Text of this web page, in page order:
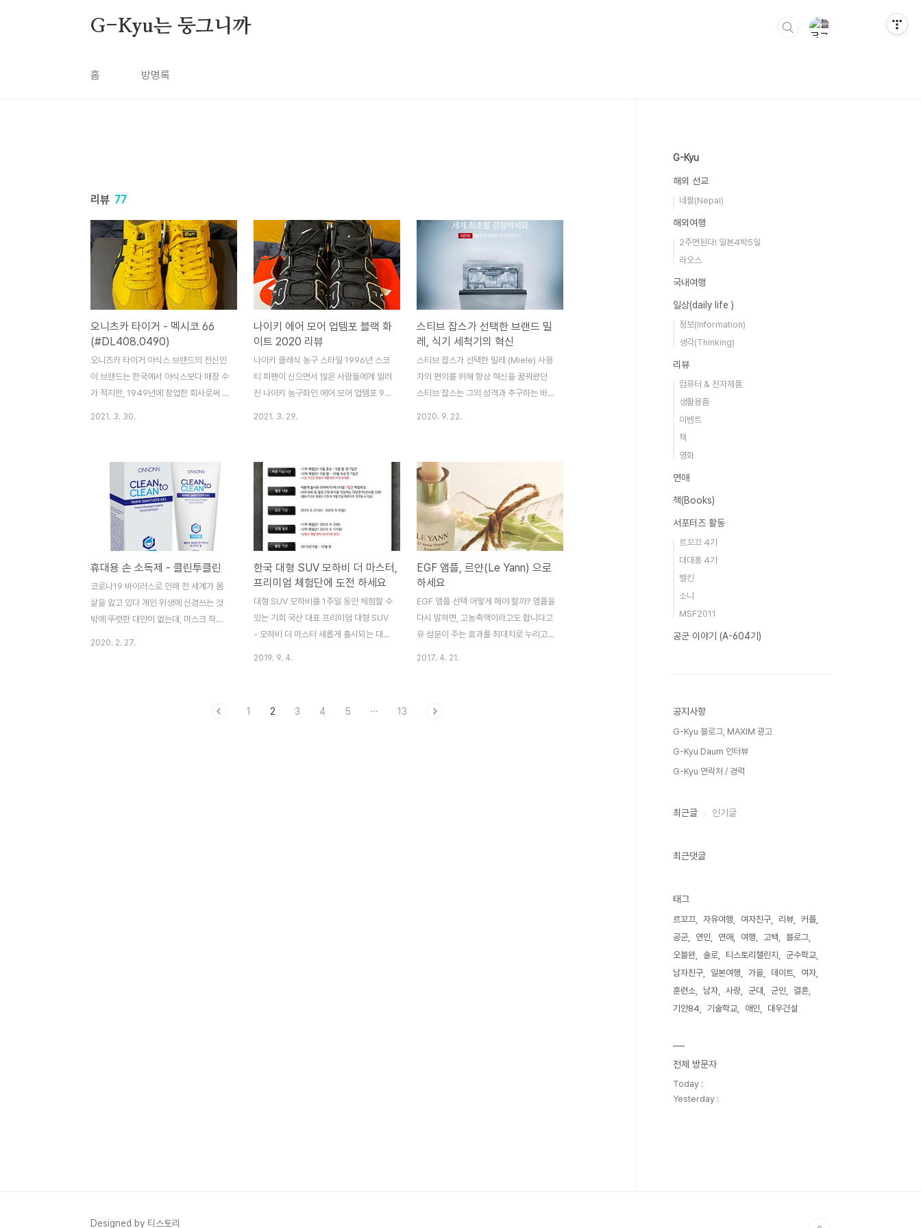
G-Kyu는 둥그니까
홈 방명록
리뷰 77
오니츠카 타이거 - 멕시코 66
(#DL408.0490)
오니츠카 타이거 아식스 브랜드의 전신인
이 브랜드는 한국에서 아식스보다 매장 수
가 적지만, 1949년에 창업한 회사로써 그
을 나이키로 바꾼 뒤 나이키 자사 제품을
만들었다는 역사가 있는 브랜드 1964년
도쿄 올림픽 오니츠카 타이거 신발을 신은
선수들이 메달을 휩쓸면서 그 인기가 높아
졌다고 한다 * 사이즈 추천 : 정사이즈
당시 어떤 선수가 이 신발을 신고 메달을
땄는지 기억도 나지 않는다 다만 오니츠카
타이거의 제품 중 노란색과 검은색으로 이
뤄진 신발을 신은 킬빌의 우마 서먼이 떠
오를 뿐이다 물..
2021. 3. 30.
나이키 에어 모어 업템포 블랙 화
이트 2020 리뷰
나이키 클래식 농구 스타일 1996년 스코
티 피펜이 신으면서 많은 사람들에게 알려
진 나이키 농구화인 에어 모어 업템포 90
국은 농구의 열기로 가득했던 시기가 있었
다 당시 미국 NBA에서도 시카고 불스의
마이클 조던과 스코티 피펜, 데니스 로드
맨을 비롯하여 지금까지도 이름만 대면 알
만한 스타들의 전성기였다 패션도 농구와
는 당시 초중고생들에게 꼭 구매하고 싶은
신발이었다 나이키, 리복이 쌍두마차였고
당시 가격은 99,000원에서 그 이상의 가
격으로써 결코 저렴하지 않았다 구매하고
싶어도 비싼 가격이기에 학..
2021. 3. 29.
스티브 잡스가 선택한 브랜드 밀
레, 식기 세척기의 혁신
스티브 잡스가 선택한 밀레 (Miele) 사용
자의 편의를 위해 항상 혁신을 꿈꿔왔던
스티브 잡스는 그의 성격과 추구하는 바를
헨켈 칼과 브라운 가전제품, BMW 오토바
이, 뱅앤올룹슨의 오디오 기기 등이 있었
다그 중 그가 구입했던 밀레 (Miele)제품
은 세탁기였는데, 옷감을 상하지 않게 하
면서 효율적으로세탁을 하는 제품으로 높
있었다 밀레는 1899년 독일에서 창업한
회사이며, 세탁기로 유명한 브랜드이기도
하다1929년 유럽 최초의 전기 식기 세척
기를 생산하고, 1987년 세계 최초로 수저
트레이가 있는식기 세척..
2020. 9. 22.
휴대용 손 소독제 - 클린투클린
코로나19 바이러스로 인해 전 세계가 몸
살을 앓고 있다 개인 위생에 신경쓰는 것
밖에 뚜렷한 대안이 없는데, 마스크 착용
2020. 2. 27.
한국 대형 SUV 모하비 더 마스터,
프리미엄 체험단에 도전 하세요
대형 SUV 모하비를 1주일 동안 체험할 수
있는 기회 국산 대표 프리미엄 대형 SUV
- 모하비 더 마스터 새롭게 출시되는 대형
사용하는 것 같은 인테리어는 운전자와 탑
2019. 9. 4.
EGF 앰플, 르얀(Le Yann) 으로
하세요
EGF 앰플 선택 어떻게 해야 할까? 앰플을
다시 말하면, 고농축액이라고도 합니다고
유 성분이 주는 효과를 최대치로 누리고
받은 제 10-0699538호 목련나무껍질
2017. 4. 21.
1 2 3 4 5 ··· 13
G-Kyu
해외 선교
네팔(Nepal)
해외여행
2주면된다! 일본4박5일
라오스
국내여행
일상(daily life )
정보(Information)
생각(Thinking)
리뷰
컴퓨터 & 전자제품
생활용품
이벤트
책
영화
연애
책(Books)
서포터즈 활동
르꼬끄 4기
대대홍 4기
벨킨
소니
MSF2011
공군 이야기 (A-604기)
공지사항
G-Kyu 블로그, MAXIM 광고
G-Kyu Daum 인터뷰
G-Kyu 연락처 / 경력
최근글 인기글
최근댓글
태그
르꼬끄 자유여행 여자친구 리뷰
커플
공군
연인 연애 여행 고백
블로그
오블완
솔로 티스토리챌린지
군수학교
남자친구
일본여행 가을 데이트
여자
훈련소
남자 사랑 군대 군인
결혼
기안84
기술학교 애인 대우건설
전체 방문자
Today :
Yesterday :
Designed by 티스토리